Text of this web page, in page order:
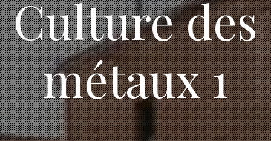
Culture des
métaux 1